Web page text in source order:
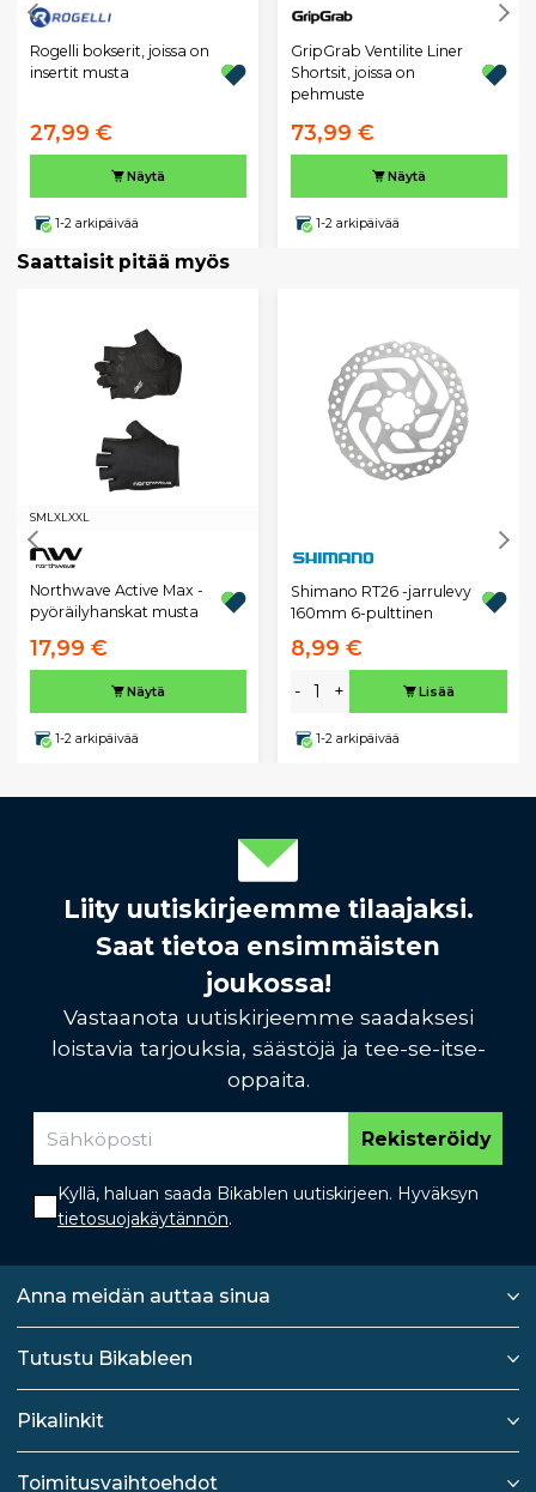
Rogelli bokserit, joissa on
insertit musta
27,99 €
Näytä
1-2 arkipäivää
GripGrab Ventilite Liner
Shortsit, joissa on
pehmuste
73,99 €
Näytä
1-2 arkipäivää
Saattaisit pitää myös
SML XL XXL
Northwave Active Max -
pyöräilyhanskat musta
17,99 €
Näytä
1-2 arkipäivää
Shimano RT26 -jarrulevy
160mm 6-pulttinen
8,99 €
- + Lisää
1-2 arkipäivää
Liity uutiskirjeemme tilaajaksi.
Saat tietoa ensimmäisten
joukossa!
Vastaanota uutiskirjeemme saadaksesi
loistavia tarjouksia, säästöjä ja tee-se-itse-
oppaita.
Rekisteröidy
Kyllä, haluan saada Bikablen uutiskirjeen. Hyväksyn
tietosuojakäytännön.
Anna meidän auttaa sinua
Tutustu Bikableen
Pikalinkit
Toimitusvaihtoehdot